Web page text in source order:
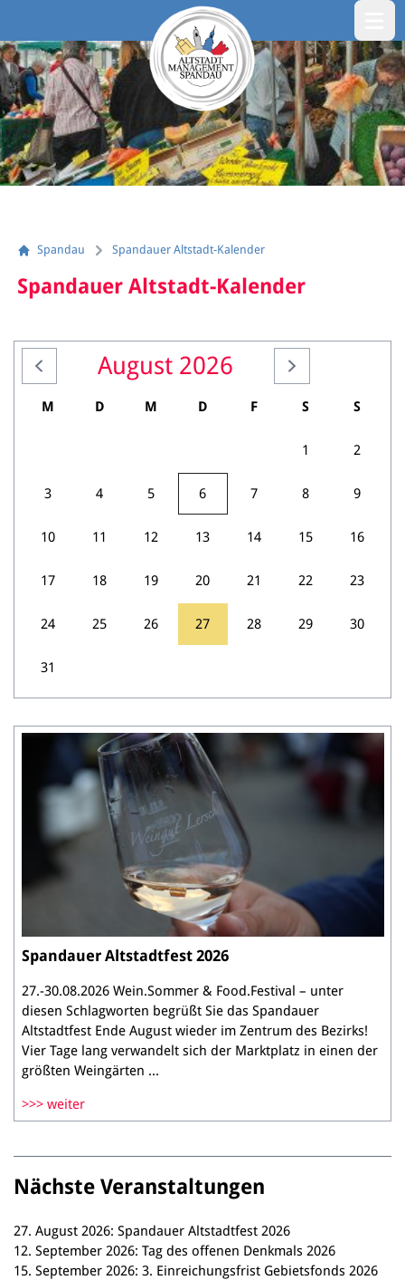
Spandau Spandauer Altstadt-Kalender
Spandauer Altstadt-Kalender
August 2026
M D M D F S S
1 2
3 4 5 6 7 8 9
10 11 12 13 14 15 16
17 18 19 20 21 22 23
24 25 26 27 28 29 30
31
Spandauer Altstadtfest 2026
27.-30.08.2026 Wein.Sommer & Food.Festival – unter
diesen Schlagworten begrüßt Sie das Spandauer
Altstadtfest Ende August wieder im Zentrum des Bezirks!
Vier Tage lang verwandelt sich der Marktplatz in einen der
größten Weingärten ...
weiter
Nächste Veranstaltungen
27. August 2026: Spandauer Altstadtfest 2026
12. September 2026: Tag des offenen Denkmals 2026
15. September 2026: 3. Einreichungsfrist Gebietsfonds 2026